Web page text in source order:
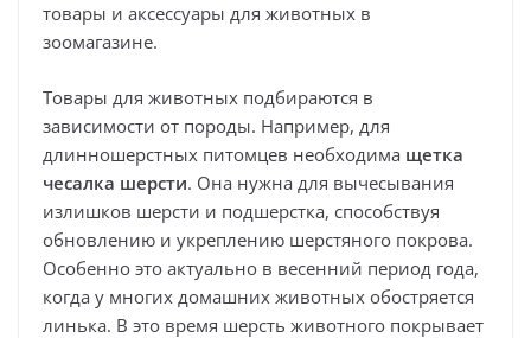
товары и аксессуары для животных в
зоомагазине.
Товары для животных подбираются в
зависимости от породы. Например, для
длинношерстных питомцев необходима щетка
чесалка шерсти. Она нужна для вычесывания
излишков шерсти и подшерстка, способствуя
обновлению и укреплению шерстяного покрова.
Особенно это актуально в весенний период года,
когда у многих домашних животных обостряется
линька. В это время шерсть животного покрывает